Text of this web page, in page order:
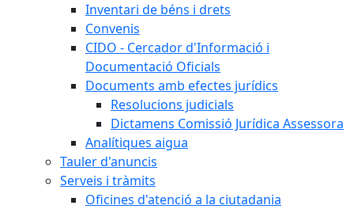
Inventari de béns i drets
Convenis
CIDO - Cercador d'Informació i
Documentació Oficials
Documents amb efectes jurídics
Resolucions judicials
Dictamens Comissió Jurídica Assessora
Analítiques aigua
Tauler d'anuncis
Serveis i tràmits
Oficines d'atenció a la ciutadania